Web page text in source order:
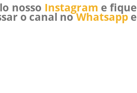
nosso Instagram e fique
o canal noWhatsappe